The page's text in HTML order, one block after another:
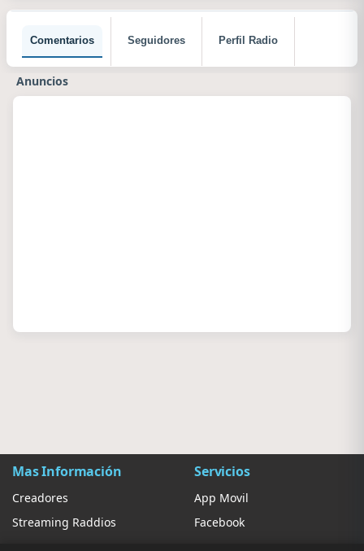
Comentarios Seguidores Perfil Radio
Anuncios
Mas Información
Creadores
Streaming Raddios
Servicios
App Movil
Facebook